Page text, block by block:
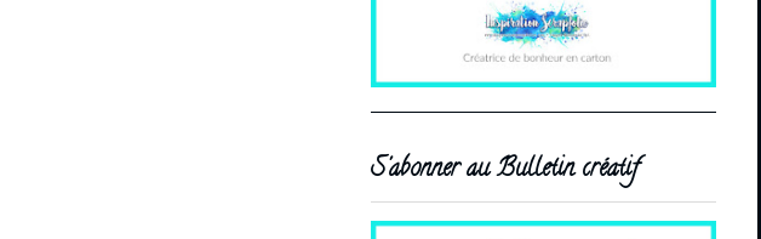
S'abonner au Bulletin créatif